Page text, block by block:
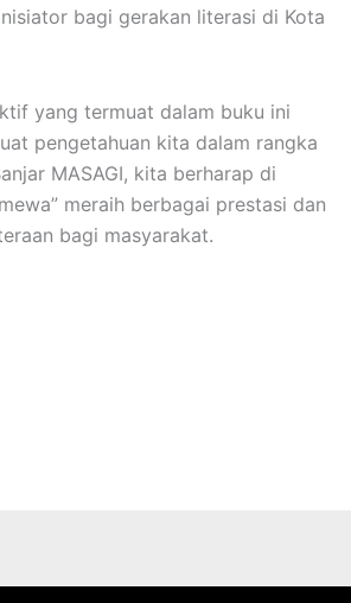
bagi gerakan literasi di Kota
yang termuat dalam buku ini
pengetahuan kita dalam rangka
MASAGI, kita berharap di
meraih berbagai prestasi dan
bagi masyarakat.